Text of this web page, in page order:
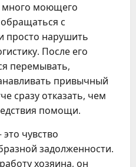
много моющего
с
просто нарушить
После его
перемывать,
привычный
сразу отказать, чем
помощи.
чувство
задолженности.
хозяина, он